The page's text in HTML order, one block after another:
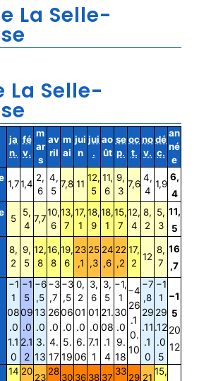
La Selle-
La Selle-
ja
n.
fé
v.
m
ar
s
av
ril
m
ai
jui
n
jui
.
ao
ût
se
p.
oc
t.
no
v.
dé
c.
an
né
e
1,71,4
2,
6
4,
5
7,8 11
12,
5
11,
6
9,
3
7,6
4,
4
1,9
6,
4
5
5,
4
7,7
10,
6
13,
7
17,
1
18,
9
18,
1
15,
7
12,
4
8,
2
5,
3
11,
5
8,
2
9,
5
12,
8
16,
8
19,
6
23
,1
25
,3
24
,6
22
,2
17,
2
12
8,
7
16
,7
−1
1
08
.0
1.1
0
−1
5
09
.0
2.1
2
−6
,5
13
.0
3.
13
−3
,7
26
.0
4.
17
−3
,5
06
.0
5.
19
0,
2
01
.0
6.
06
3,
6
01
.0
7.1
1
3,
5
21.
08
.1
4
−1,
1
30
.0
9.
18
−4
26
.1
0.
10
−7
,8
29
.11
.1
0
−1
1
29
.12
.0
5
−1
5
20
12
14 20
23
28
30 36 38 37
33
29 21
15,